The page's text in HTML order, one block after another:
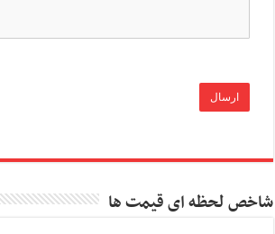
شاخص لحظه ای قیمت ها